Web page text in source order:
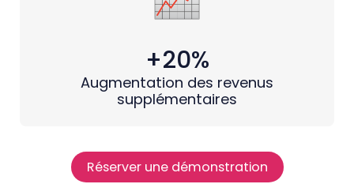
+20%
Augmentation des revenus
supplémentaires
Réserver une démonstration